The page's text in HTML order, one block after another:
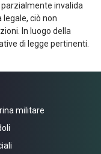
invalida
ciò non
In luogo della
di legge pertinenti.
militare